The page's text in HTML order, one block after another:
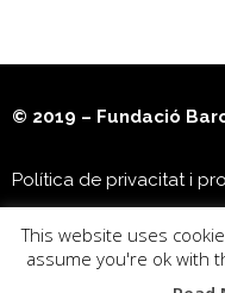
© 2019 – Fundació
Política de privacitat i
Museu Olímpic i de
This website uses
assume you're ok with